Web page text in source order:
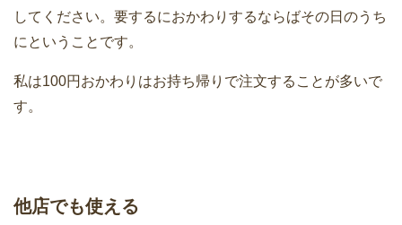
してください。要するにおかわりするならばその日のうち
にということです。
私は100円おかわりはお持ち帰りで注文することが多いで
す。
他店でも使える